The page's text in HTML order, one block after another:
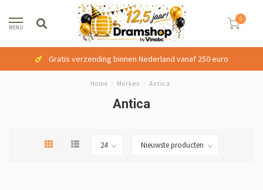
MENU
0
Gratis verzending binnen Nederland vanaf 250 euro
Home Merken Antica
Antica